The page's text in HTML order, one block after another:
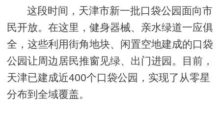
这段时间，天津市新一批口袋公园面向市
民开放。在这里，健身器械、亲水绿道一应俱
全，这些利用街角地块、闲置空地建成的口袋
公园让周边居民推窗见绿、出门进园。目前，
天津已建成近400个口袋公园，实现了从零星
分布到全域覆盖。